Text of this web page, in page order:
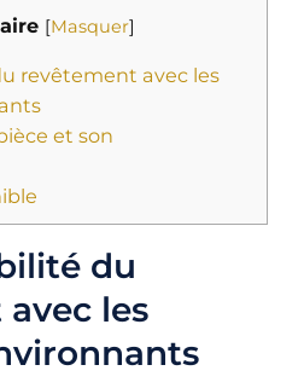
[Masquer]
revêtement avec les
et son
du
les